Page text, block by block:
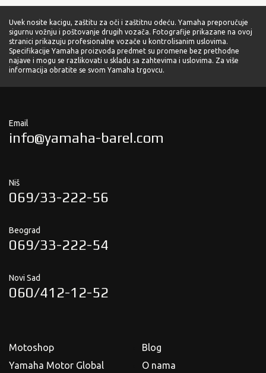
Uvek nosite kacigu, zaštitu za oči i zaštitnu odeću. Yamaha preporučuje
sigurnu vožnju i poštovanje drugih vozača. Fotografije prikazane na ovoj
stranici prikazuju profesionalne vozače u kontrolisanim uslovima.
Specifikacije Yamaha proizvoda predmet su promene bez prethodne
najave i mogu se razlikovati u skladu sa zahtevima i uslovima. Za više
informacija obratite se svom Yamaha trgovcu.
Email
info@yamaha-barel.com
Niš
069/33-222-56
Beograd
069/33-222-54
Novi Sad
060/412-12-52
Motoshop
Yamaha Motor Global
Blog
O nama